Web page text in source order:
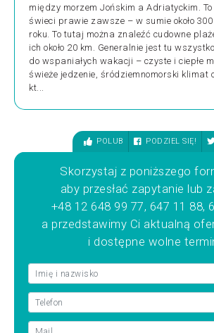
między morzem Jońskim a Adriatyckim. To
świeci prawie zawsze – w sumie około
roku. To tutaj można znaleźć cudowne
ich około 20 km. Generalnie jest tu
do wspaniałych wakacji – czyste i ciepłe
świeże jedzenie, śródziemnomorski klimat
kt...
POLUB PODZIEL SIĘ!
Skorzystaj z poniższego
aby przesłać zapytanie lub
+48 12 648 99 77, 647 11 88,
a przedstawimy Ci aktualną
i dostępne wolne